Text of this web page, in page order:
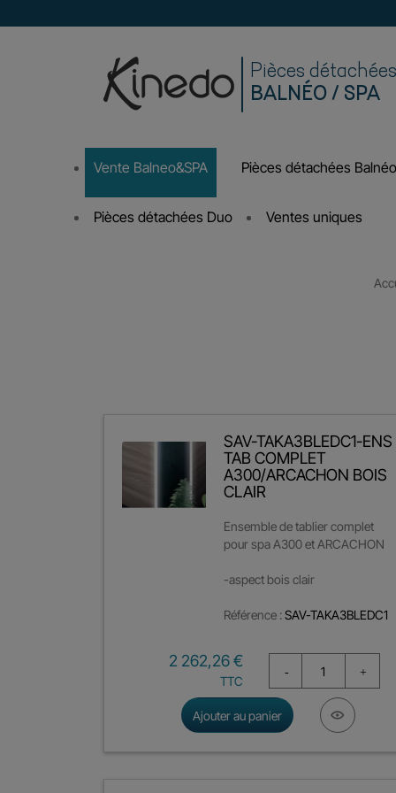
Pièces détachées
BALNÉO / SPA
Vente Balneo&SPA Pièces détachées Balnéo
Pièces détachées Duo Ventes uniques
SAV-TAKA3BLEDC1-ENS
TAB COMPLET
A300/ARCACHON BOIS
CLAIR
Ensemble de tablier complet
pour spa A300 et ARCACHON
-aspect bois clair
Référence :SAV-TAKA3BLEDC1
Prix
2 262,26 €
TTC
Ajouter au panier